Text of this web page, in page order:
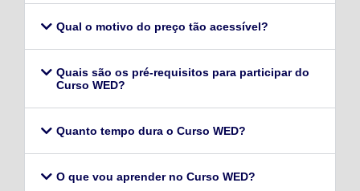
Qual o motivo do preço tão acessível?
Quais são os pré-requisitos para participar do
Curso WED?
Quanto tempo dura o Curso WED?
O que vou aprender no Curso WED?